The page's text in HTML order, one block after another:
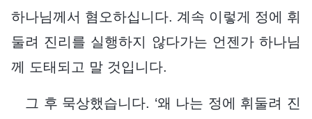
하나님께서 혐오하십니다. 계속 이렇게 정에 휘
둘려 진리를 실행하지 않다가는 언젠가 하나님
께 도태되고 말 것입니다.
그 후 묵상했습니다. ‘왜 나는 정에 휘둘려 진